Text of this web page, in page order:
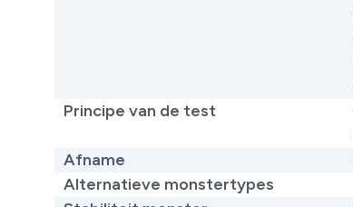
Principe van de test
Afname
Alternatieve monstertypes